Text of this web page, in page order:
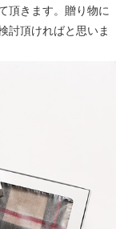
頂きます。贈り物に
討頂ければと思いま